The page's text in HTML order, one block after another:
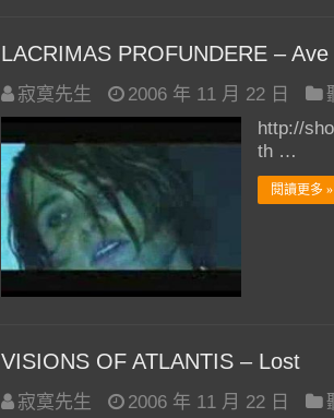
LACRIMAS PROFUNDERE – Ave
寂寞先生 2006 年 11 月 22 日
http://
th …
閱讀更多 »
VISIONS OF ATLANTIS – Lost
寂寞先生 2006 年 11 月 22 日